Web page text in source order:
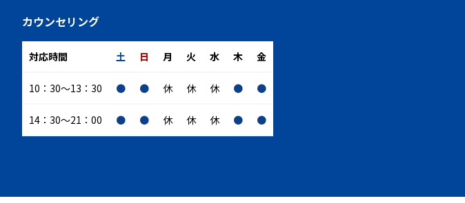
カウンセリング
対応時間 土 日 月 火 水 木 金
10：30～13：30 ● ● 休 休 休 ● ●
14：30～21：00 ● ● 休 休 休 ● ●